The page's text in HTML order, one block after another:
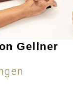
Gellner